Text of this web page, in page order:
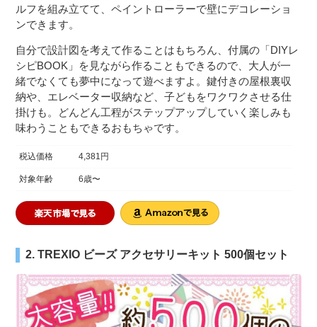
ルフを組み立てて、ペイントローラーで壁にデコレーショ
ンできます。
自分で設計図を考えて作ることはもちろん、付属の「DIYレ
シピBOOK」を見ながら作ることもできるので、大人が一
緒でなくても夢中になって遊べますよ。鍵付きの屋根裏収
納や、エレベーター収納など、子どもをワクワクさせる仕
掛けも。どんどん工程がステップアップしていく楽しみも
味わうこともできるおもちゃです。
税込価格 4,381円
対象年齢 6歳〜
2. TREXIO ビーズ アクセサリーキット 500個セット